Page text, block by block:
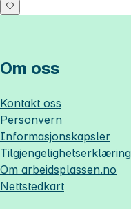
Om oss
Kontakt oss
Personvern
Informasjonskapsler
Tilgjengelighetserklæring
Om arbeidsplassen.no
Nettstedkart